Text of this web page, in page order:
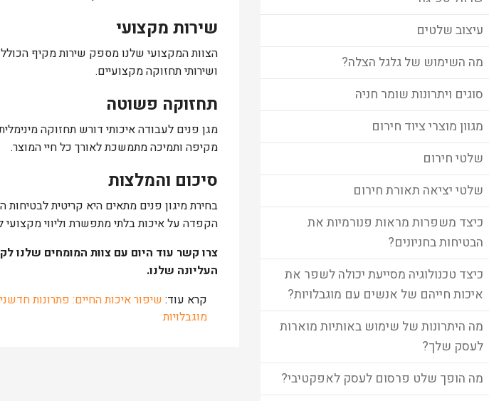
עיצוב שלטים
מה השימוש של גלגל הצלה?
סוגים ויתרונות שומר חניה
מגוון מוצרי ציוד חירום
שלטי חירום
שלטי יציאה תאורת חירום
כיצד משפרות מראות פנורמיות את
הבטיחות בחניונים?
כיצד טכנולוגיה מסייעת יכולה לשפר את
איכות חייהם של אנשים עם מוגבלויות?
מה היתרונות של שימוש באותיות מוארות
לעסק שלך?
מה הופך שלט פרסום לעסק לאפקטיבי?
שירות מקצועי
הצוות המקצועי שלנו מספק שירות מקיף
ושירותי תחזוקה מקצועיים.
תחזוקה פשוטה
מגן פנים לעבודה איכותי דורש תחזוקה
מקיפה ותמיכה מתמשכת לאורך כל חיי המוצר.
סיכום והמלצות
בחירת מיגון פנים מתאים היא קריטית
הקפדה על איכות בלתי מתפשרת וליווי מקצועי
צרו קשר עוד היום עם צוות המומחים שלנו
העליונה שלנו.
קרא עוד: שיפור איכות החיים: פתרונות
מוגבלויות